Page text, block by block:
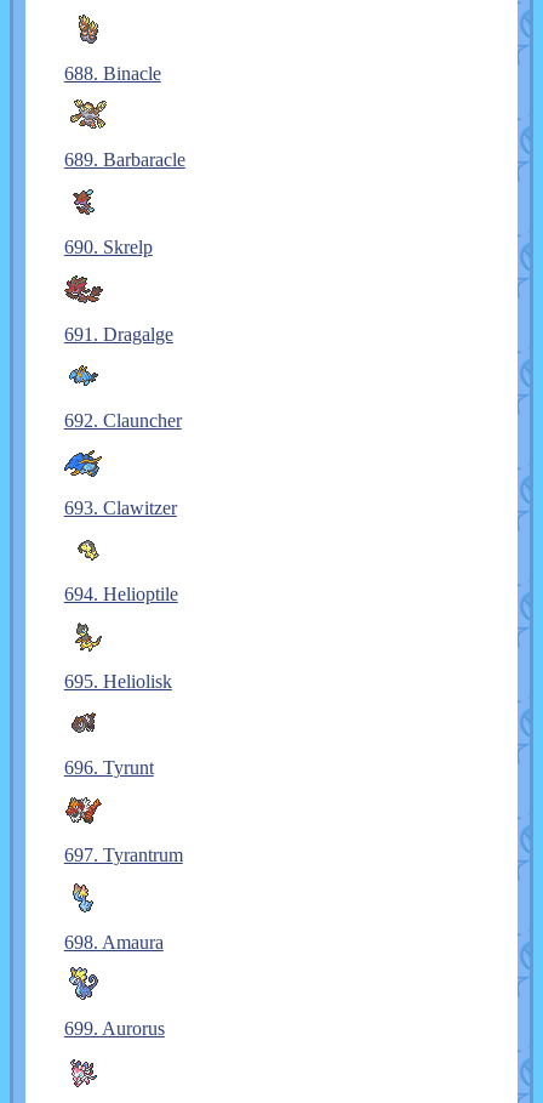
688. Binacle
689. Barbaracle
690. Skrelp
691. Dragalge
692. Clauncher
693. Clawitzer
694. Helioptile
695. Heliolisk
696. Tyrunt
697. Tyrantrum
698. Amaura
699. Aurorus